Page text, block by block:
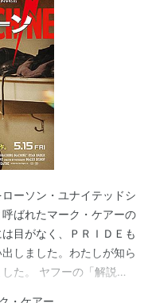
ーソン・ユナイテッドシ
ばれたマーク・ケアーの
目がなく、ＰＲＩＤＥも
しました。わたしが知ら
た。 ヤフーの「解説」